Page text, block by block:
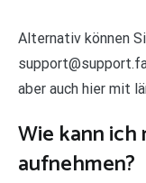
Alternativ können
aber auch hier mit
Wie kann
aufnehmen?